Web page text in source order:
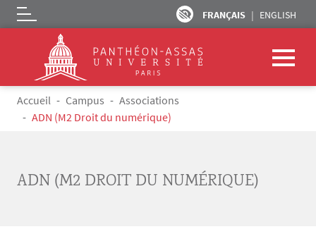
Aller au contenu principal
FRANÇAIS ENGLISH
Logo
Fil d'Ariane
Accueil Campus
Associations
ADN (M2 Droit du numérique)
ADN (M2 DROIT DU NUMÉRIQUE)